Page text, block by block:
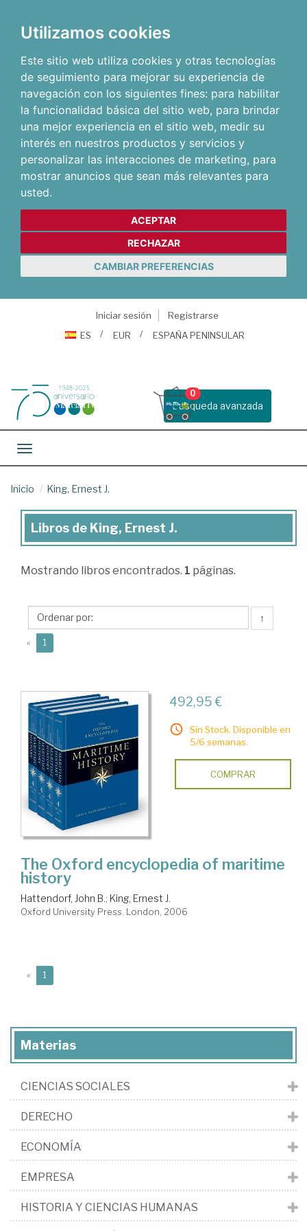
Utilizamos cookies
Este sitio web utiliza cookies y otras tecnologías
de seguimiento para mejorar su experiencia de
navegación con los siguientes fines: para habilitar
la funcionalidad básica del sitio web, para brindar
una mejor experiencia en el sitio web, medir su
interés en nuestros productos y servicios y
personalizar las interacciones de marketing, para
mostrar anuncios que sean más relevantes para
usted.
ACEPTAR
RECHAZAR
CAMBIAR PREFERENCIAS
Iniciar sesión
Registrarse
ES
EUR ESPAÑA PENINSULAR
Busqueda avanzada
0
Toggle navigation
Inicio King, Ernest J.
Libros
King,
Libros de King, Ernest J.
Mostrando libros encontrados. 1 páginas.
↑
« 1
492,95 €
Sin Stock. Disponible en
5/6 semanas.
COMPRAR
The Oxford encyclopedia of maritime
history
Hattendorf, John B.; King, Ernest J.
Oxford University Press. London, 2006
« 1
Materias
CIENCIAS SOCIALES
DERECHO
ECONOMÍA
EMPRESA
HISTORIA Y CIENCIAS HUMANAS